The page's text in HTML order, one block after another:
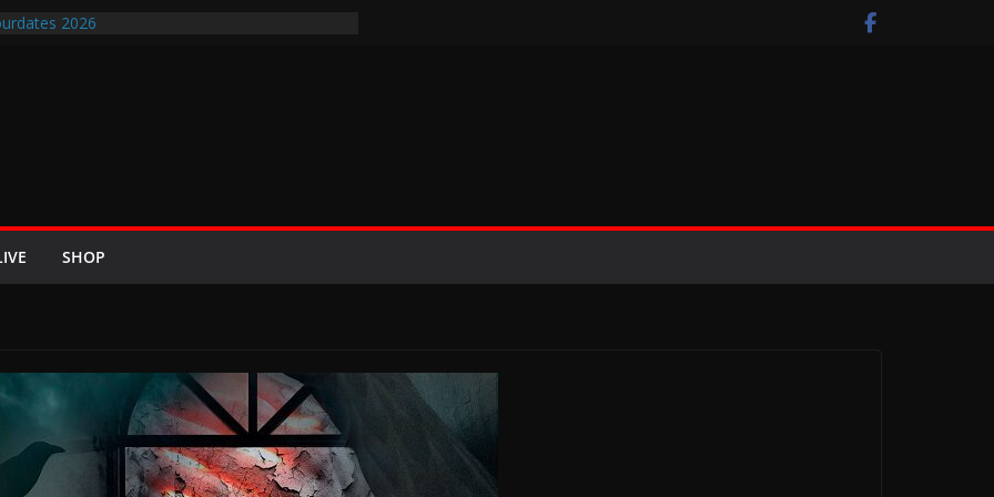
2026
kehrt im Sommer 2026 mit den Nightwish
die europäischen Bühnen
BREEZE 2026 u.a. mit Helloween, In Flames,
und Eisbrecher
mit Britta Görtz / Hiraes: An den Auftritt von
wohl auch noch auf meinem Sterbebett
SHOP